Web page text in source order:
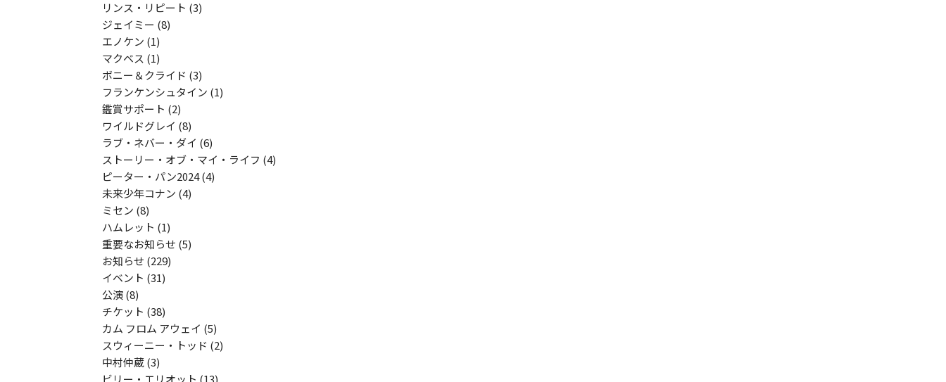
リンス・リピート (3)
ジェイミー (8)
エノケン (1)
マクベス (1)
ボニー＆クライド (3)
フランケンシュタイン (1)
鑑賞サポート (2)
ワイルドグレイ (8)
ラブ・ネバー・ダイ (6)
ストーリー・オブ・マイ・ライフ (4)
ピーター・パン2024(4)
未来少年コナン (4)
ミセン (8)
ハムレット (1)
重要なお知らせ (5)
お知らせ (229)
イベント (31)
公演(8)
チケット (38)
カム フロム アウェイ (5)
スウィーニー・トッド (2)
中村仲蔵(3)
ビリー・エリオット (13)